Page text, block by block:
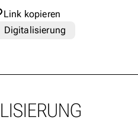
Link kopieren
Digitalisierung